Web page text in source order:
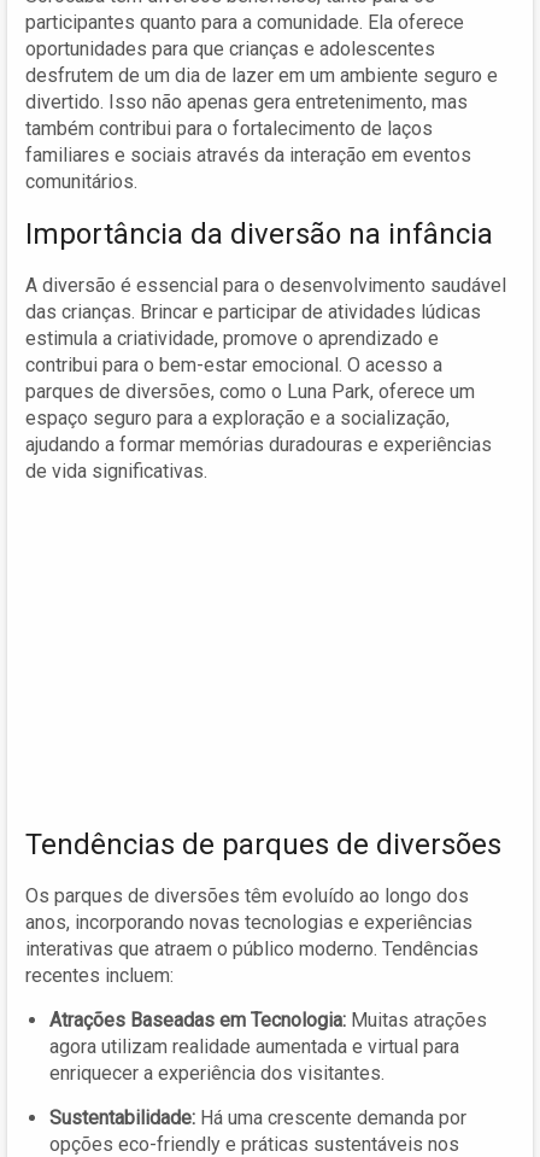
participantes quanto para a comunidade. Ela oferece
oportunidades para que crianças e adolescentes
desfrutem de um dia de lazer em um ambiente seguro e
divertido. Isso não apenas gera entretenimento, mas
também contribui para o fortalecimento de laços
familiares e sociais através da interação em eventos
comunitários.
Importância da diversão na infância
A diversão é essencial para o desenvolvimento saudável
das crianças. Brincar e participar de atividades lúdicas
estimula a criatividade, promove o aprendizado e
contribui para o bem-estar emocional. O acesso a
parques de diversões, como o Luna Park, oferece um
espaço seguro para a exploração e a socialização,
ajudando a formar memórias duradouras e experiências
de vida significativas.
Tendências de parques de diversões
Os parques de diversões têm evoluído ao longo dos
anos, incorporando novas tecnologias e experiências
interativas que atraem o público moderno. Tendências
recentes incluem:
Atrações Baseadas em Tecnologia: Muitas atrações
agora utilizam realidade aumentada e virtual para
enriquecer a experiência dos visitantes.
Sustentabilidade: Há uma crescente demanda por
opções eco-friendly e práticas sustentáveis nos